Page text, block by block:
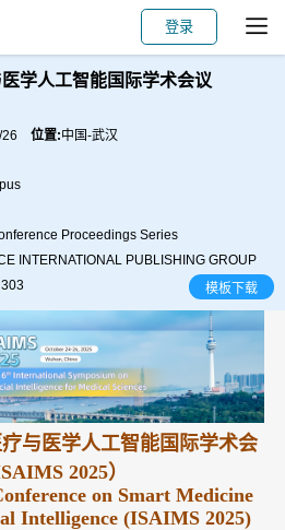
登录
会议主题 论文出版
学人工智能国际学术会议
26 位置:中国-武汉
Proceedings Series
INTERNATIONAL PUBLISHING GROUP
303 模板下载
与医学人工智能国际学术会
2025）
on Smart Medicine
Intelligence (ISAIMS 2025)